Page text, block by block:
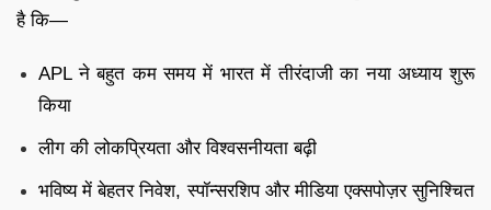
है कि—
APL ने बहुत कम समय में भारत में तीरंदाजी का नया अध्याय शुरू
किया
लीग की लोकप्रियता और विश्वसनीयता बढ़ी
भविष्य में बेहतर निवेश, स्पॉन्सरशिप और मीडिया एक्सपोज़र सुनिश्चित